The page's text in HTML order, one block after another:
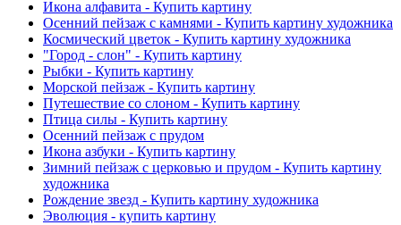
Икона алфавита - Купить картину
Осенний пейзаж с камнями - Купить картину художника
Космический цветок - Купить картину художника
"Город - слон" - Купить картину
Рыбки - Купить картину
Морской пейзаж - Купить картину
Путешествие со слоном - Купить картину
Птица силы - Купить картину
Осенний пейзаж с прудом
Икона азбуки - Купить картину
Зимний пейзаж с церковью и прудом - Купить картину
художника
Рождение звезд - Купить картину художника
Эволюция - купить картину